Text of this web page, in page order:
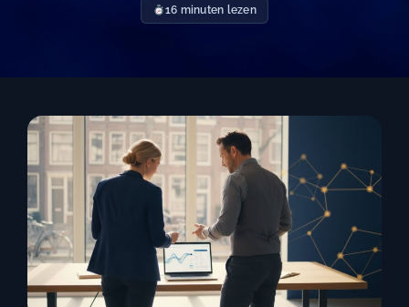
16 minuten lezen